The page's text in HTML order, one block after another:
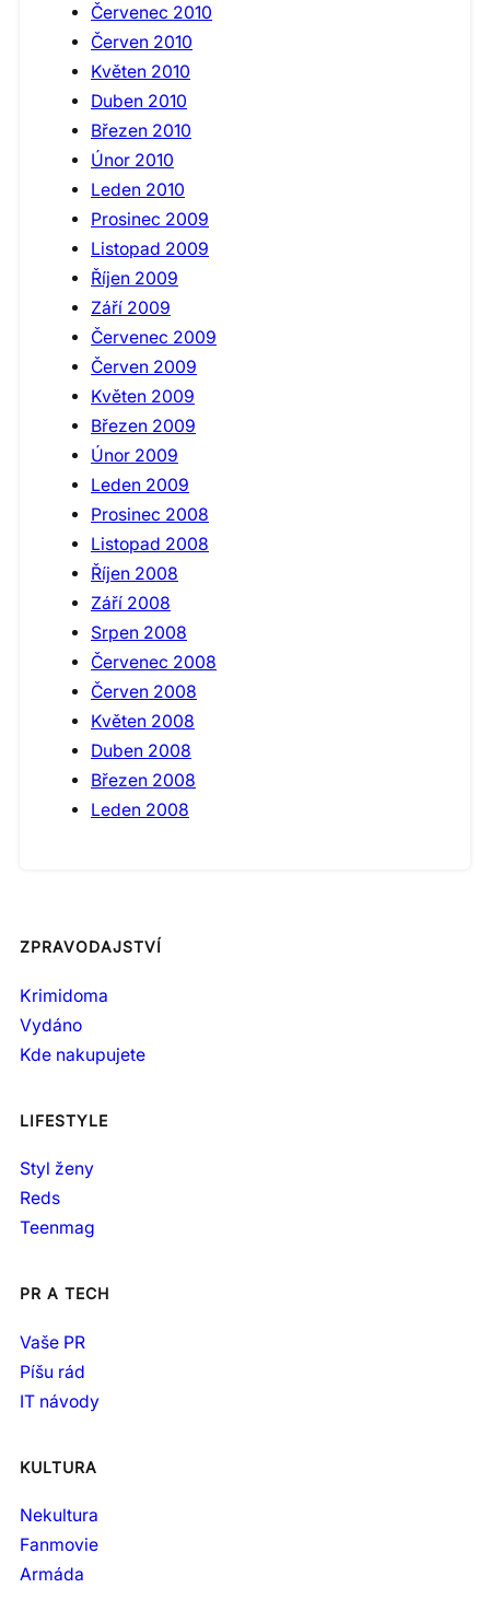
Červenec 2010
Červen 2010
Květen 2010
Duben 2010
Březen 2010
Únor 2010
Leden 2010
Prosinec 2009
Listopad 2009
Říjen 2009
Září 2009
Červenec 2009
Červen 2009
Květen 2009
Březen 2009
Únor 2009
Leden 2009
Prosinec 2008
Listopad 2008
Říjen 2008
Září 2008
Srpen 2008
Červenec 2008
Červen 2008
Květen 2008
Duben 2008
Březen 2008
Leden 2008
ZPRAVODAJSTVÍ
Krimidoma
Vydáno
Kde nakupujete
LIFESTYLE
Styl ženy
Reds
Teenmag
PR A TECH
Vaše PR
Píšu rád
IT návody
KULTURA
Nekultura
Fanmovie
Armáda